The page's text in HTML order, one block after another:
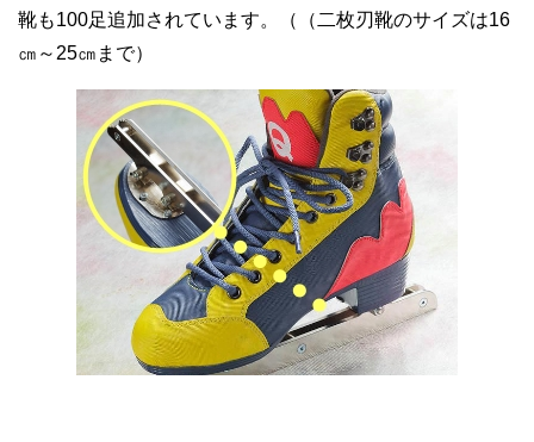
靴も100足追加されています。（（二枚刃靴のサイズは16
㎝～25㎝まで）